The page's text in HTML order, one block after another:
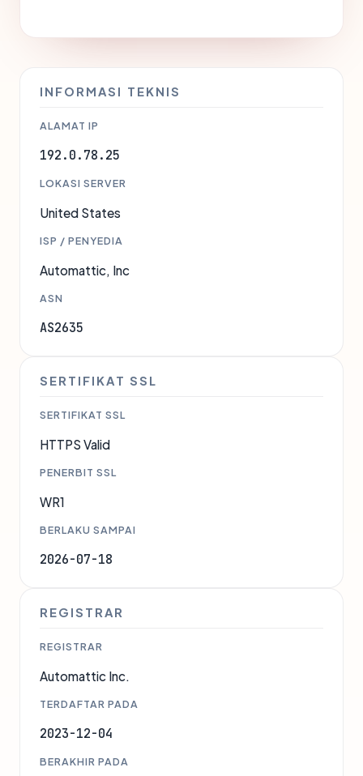
INFORMASI TEKNIS
ALAMAT IP
192.0.78.25
LOKASI SERVER
United States
ISP / PENYEDIA
Automattic, Inc
ASN
AS2635
SERTIFIKAT SSL
SERTIFIKAT SSL
HTTPS Valid
PENERBIT SSL
WR1
BERLAKU SAMPAI
2026-07-18
REGISTRAR
REGISTRAR
Automattic Inc.
TERDAFTAR PADA
2023-12-04
BERAKHIR PADA